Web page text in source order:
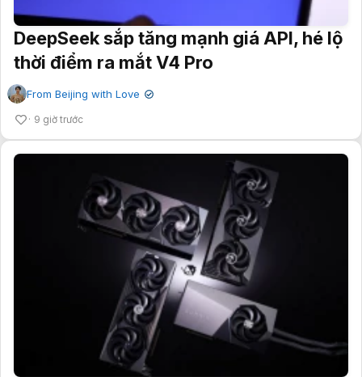
DeepSeek sắp tăng mạnh giá API, hé lộ
thời điểm ra mắt V4 Pro
From Beijing with Love ✔
9 giờ trước